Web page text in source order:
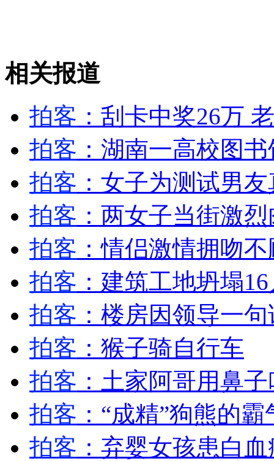
无痛分娩是否安全 医生回应
外交部：反对强权政治霸凌主义
安徽一实载49人客车翻车
消防员救轻生者 花炮节热闹非凡 减压"枕头大战"
纽约上演“枕头大战”
司机酒驾遇交警 急速倒车逃窜
相关报道
拍客 ：刮卡中奖26万
拍客 ：湖南一高校图
拍客 ：女子为测试男
拍客 ：两女子当街激
拍客 ：情侣激情拥吻
拍客 ：建筑工地坍塌
拍客 ：楼房因领导一
拍客 ：猴子骑自行车
拍客 ：土家阿哥用鼻
拍客 ：“成精”狗熊的
拍客 ：弃婴女孩患白